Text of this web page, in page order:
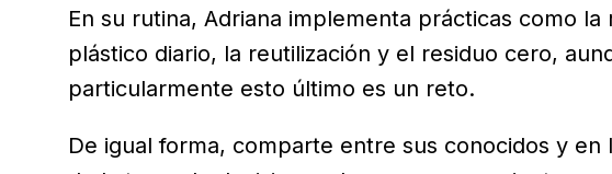
En su rutina, Adriana implementa prácticas como
plástico diario, la reutilización y el residuo cero,
particularmente esto último es un reto.
De igual forma, comparte entre sus conocidos y en